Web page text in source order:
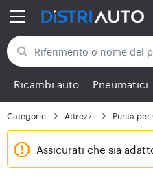
Torna alle categorie
Ricambi auto Pneumatici
Categorie Attrezzi Punta per
Assicurati che sia